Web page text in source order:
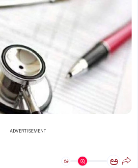
ADVERTISEMENT
ಅ ಅ